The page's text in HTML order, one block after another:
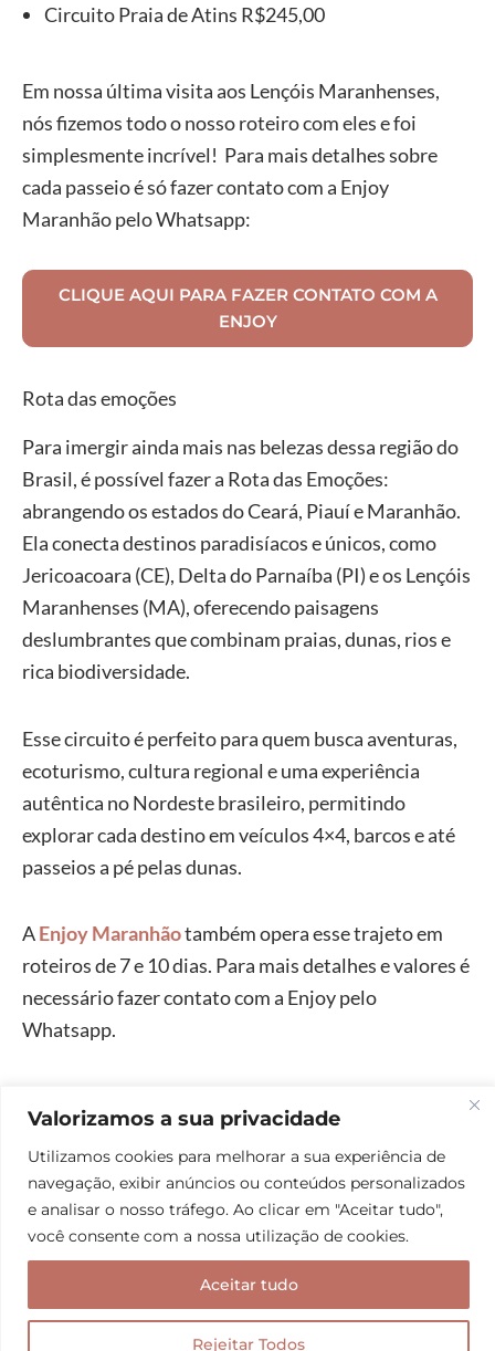
Valorizamos a sua privacidade
Utilizamos cookies para melhorar a sua experiência de
navegação, exibir anúncios ou conteúdos personalizados
e analisar o nosso tráfego. Ao clicar em "Aceitar tudo",
você consente com a nossa utilização de cookies.
Rejeitar Todos
Aceitar tudo
Circuito Praia de Atins R$245,00
Em nossa última visita aos Lençóis Maranhenses,
nós fizemos todo o nosso roteiro com eles e foi
simplesmente incrível! Para mais detalhes sobre
cada passeio é só fazer contato com a Enjoy
Maranhão pelo Whatsapp:
CLIQUE AQUI PARA FAZER CONTATO COM A
ENJOY
Rota das emoções
Para imergir ainda mais nas belezas dessa região do
Brasil, é possível fazer a Rota das Emoções:
abrangendo os estados do Ceará, Piauí e Maranhão.
Ela conecta destinos paradisíacos e únicos, como
Jericoacoara (CE), Delta do Parnaíba (PI) e os Lençóis
Maranhenses (MA), oferecendo paisagens
deslumbrantes que combinam praias, dunas, rios e
rica biodiversidade.
Esse circuito é perfeito para quem busca aventuras,
ecoturismo, cultura regional e uma experiência
autêntica no Nordeste brasileiro, permitindo
explorar cada destino em veículos 4×4, barcos e até
passeios a pé pelas dunas.
AEnjoy Maranhãotambém opera esse trajeto em
roteiros de 7 e 10 dias. Para mais detalhes e valores é
necessário fazer contato com a Enjoy pelo
Whatsapp.
R$7.520,00 por pessoa (sem hospedagem). Caso
você deseje incluir hospedagem, será necessário
entrar em contato com agência para fazer uma
cotação. Não deixe de informar o número de pessoas
que irão com você para melhorar o preço.
Já a São Paulo Ecoturismo nos enviou um orçamento